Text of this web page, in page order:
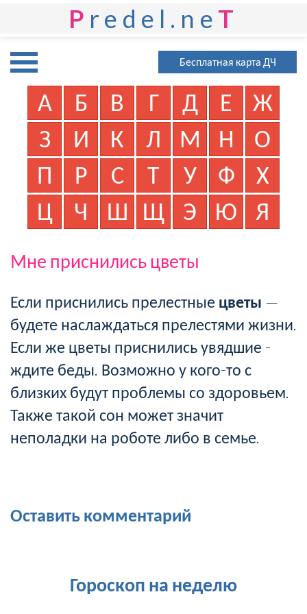
P redel.ne T
Бесплатная карта ДЧ
А Б В Г Д Е
Ж
З
И К Л М Н
О
П
Р С Т У Ф
Х
Ц
Ч Ш Щ Э Ю Я
Мне приснились цветы
Если приснились прелестные цветы —
будете наслаждаться прелестями жизни.
Если же цветы приснились увядшие -
ждите беды. Возможно у кого-то с
близких будут проблемы со здоровьем.
Также такой сон может значит
неполадки на роботе либо в семье.
Оставить комментарий
Гороскоп на неделю